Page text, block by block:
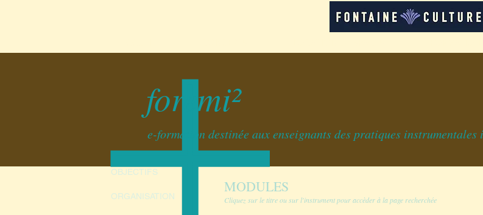
foremi²
e-formation destinée aux enseignants des pratiques instrumentales
MODULES
Cliquez sur le titre ou sur l'instrument pour accèder à la page recherchée
OBJECTIFS
ORGANISATION